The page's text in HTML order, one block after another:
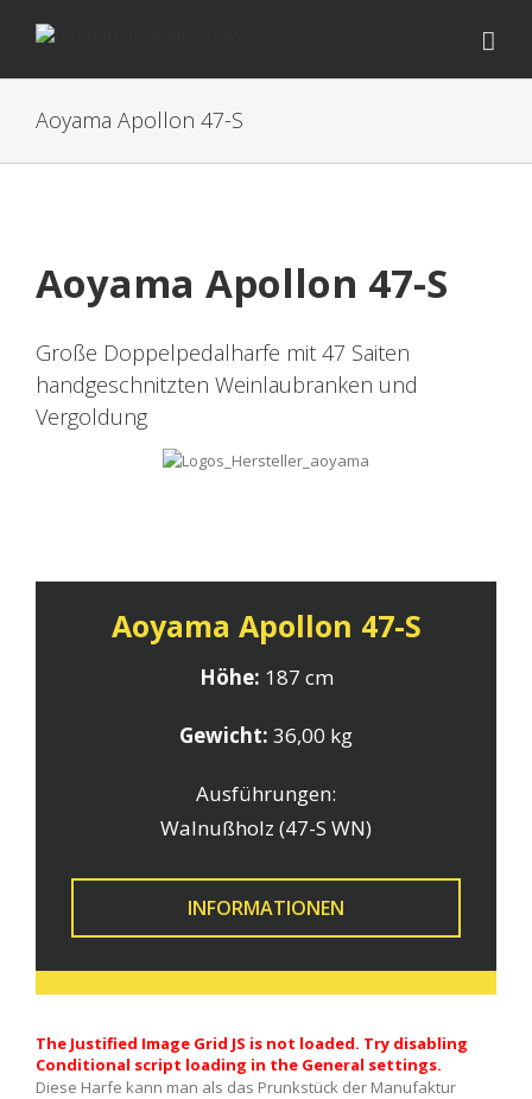
Inhalt
Aoyama Apollon 47-S
Aoyama Apollon 47-S
Große Doppelpedalharfe mit 47 Saiten
handgeschnitzten Weinlaubranken und
Vergoldung
Aoyama Apollon 47-S
Höhe: 187 cm
Gewicht: 36,00 kg
Ausführungen:
Walnußholz (47-S WN)
INFORMATIONEN
The Justified Image Grid JS is not loaded. Try disabling
Conditional script loading in the General settings.
Diese Harfe kann man als das Prunkstück der Manufaktur